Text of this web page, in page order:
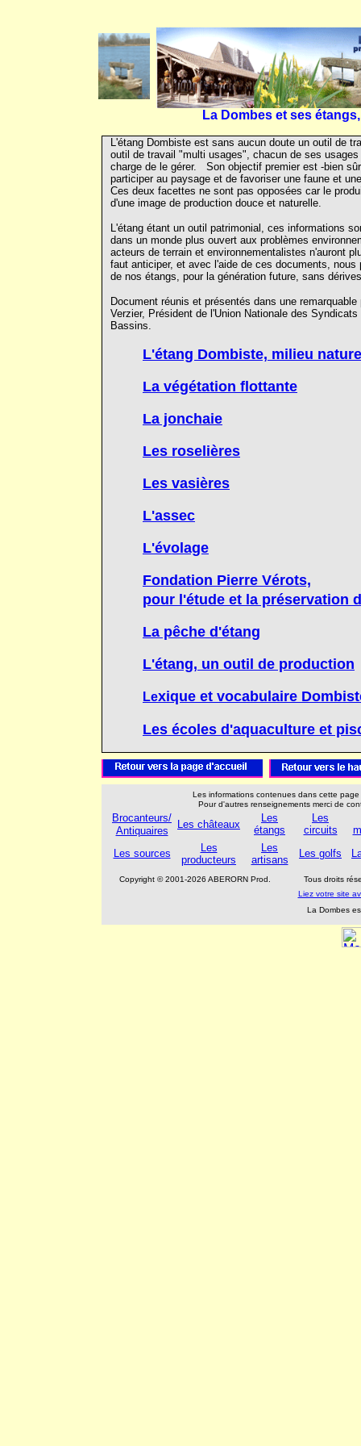
La Dombes et ses
L'étang Dombiste est sans aucun doute un outil de
outil de travail "multi usages", chacun de ses
charge de le gérer. Son objectif premier est -bien
participer au paysage et de favoriser une faune et
Ces deux facettes ne sont pas opposées car le
d'une image de production douce et naturelle.
L'étang étant un outil patrimonial, ces informations
dans un monde plus ouvert aux problèmes
acteurs de terrain et environnementalistes n'auront
faut anticiper, et avec l'aide de ces documents,
de nos étangs, pour la génération future, sans
Document réunis et présentés dans une
Verzier, Président de l'Union Nationale des
Bassins.
L'étang Dombiste, milieu
La végétation flottante
La jonchaie
Les roselières
Les vasières
L'assec
L'évolage
Fondation Pierre Vérots,
pour l'étude et la préservation
La pêche d'étang
L'étang, un outil de production
Lexique et vocabulaire
Les écoles d'aquaculture et
Les informations contenues dans cette
Pour d'autres renseignements merci de
Brocanteurs/
Antiquaires
Les châteaux
Les
étangs
Les
circuits
Les sources
Les
producteurs
Les
artisans
Les golfs
Copyright © 2001-2026 ABERORN Prod.
Tous droits
Liez votre site
La Dombes